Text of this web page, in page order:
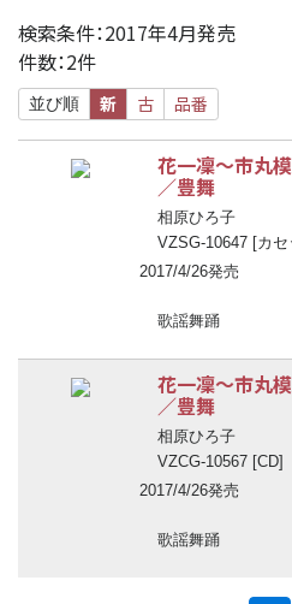
検索条件：2017年4月発売
件数：2件
並び順 新 古 品番
花一凜～市丸模
／豊舞
相原ひろ子
VZSG-10647 [カセ
2017/4/26発売
歌謡舞踊
花一凜～市丸模
／豊舞
相原ひろ子
VZCG-10567 [CD]
2017/4/26発売
歌謡舞踊